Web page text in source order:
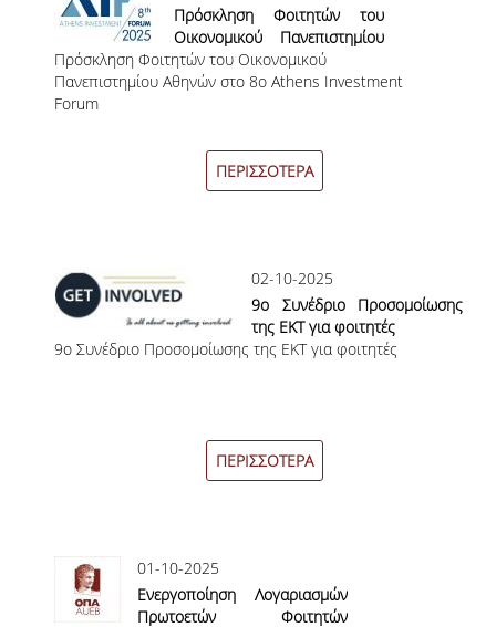
ΟΙΚΟΝΟΜΙΚΑ ΜΕ ΔΙΕΘΝΗ ΔΙΑΣΤΑΣΗ
ΔΙΕΠΙΣΤΗΜΟΝΙΚΟΤΗΤΑ
ΠΑΙΔΑΓΩΓΙΚΗ ΦΙΛΟΣΟΦΙΑ
ΤΕΧΝΟΛΟΓΙΚΗ ΕΝΣΩΜΑΤΩΣΗ
ΑΓΓΛΙΚΑ
ΙΣΟΤΗΤΑ ΦΥΛΩΝ
ΠΡΟΓΡΑΜΜΑ ΣΠΟΥΔΩΝ
Πρόσκληση Φοιτητών του
Οικονομικού Πανεπιστημίου
Αθηνών στο 8ο Athens
Investment Forum
Πρόσκληση Φοιτητών του Οικονομικού
Πανεπιστημίου Αθηνών στο 8ο Athens Investment
Forum
ΠΕΡΙΣΣΟΤΕΡΑ
02-10-2025
9ο Συνέδριο Προσομοίωσης
της ΕΚΤ για φοιτητές
9οΣυνέδριο Προσομοίωσης της ΕΚΤ για φοιτητές
ΠΕΡΙΣΣΟΤΕΡΑ
01-10-2025
Ενεργοποίηση Λογαριασμών
Πρωτοετών Φοιτητών